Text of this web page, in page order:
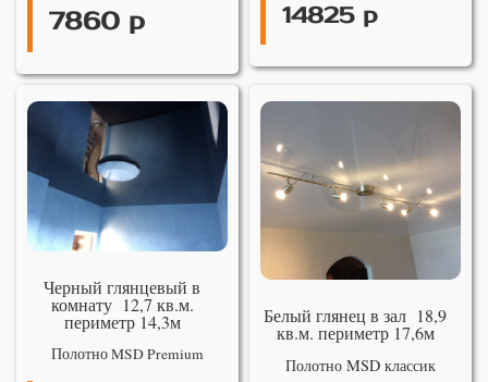
7860 р 14825 р
Черный глянцевый в
комнату 12,7 кв.м.
периметр 14,3м
Полотно MSD Premium
Белый глянец в зал 18,9
кв.м. периметр 17,6м
Полотно MSD классик